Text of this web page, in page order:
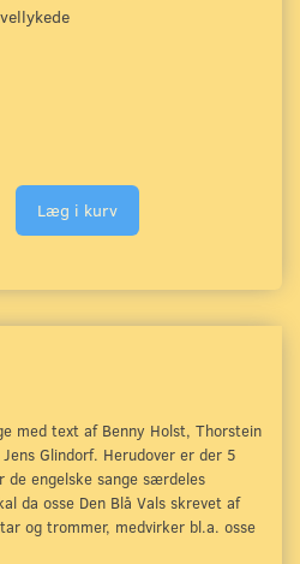
Læg i kurv
med text af Benny Holst, Thorstein
Glindorf. Herudover er der 5
engelske sange særdeles
da osse Den Blå Vals skrevet af
og trommer, medvirker bl.a. osse